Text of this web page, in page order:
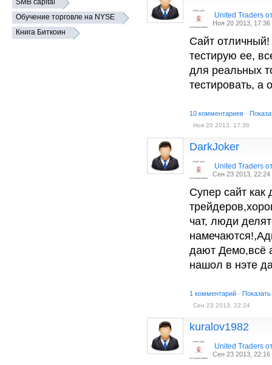
SMB capital
Обучение торговле на NYSE
Книга Биткоин
United Traders
Ноя 20 2013, 17:36
Сайт
тестирую ее,
для реальных
тестировать,
10 комментариев ·
Ноя 20 2013, 17:36
DarkJoker
United Traders
Сен 23 2013, 22:24
Супер сайт
чат, люди
дают Демо,всё
нашол в нэте
1 комментарий ·
Сен 23 2013, 22:24
kuralov1982
United Traders
Сен 23 2013, 22:16